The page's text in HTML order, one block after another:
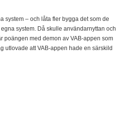
system – och låta fler bygga det som de
system. Då skulle användarnyttan och
poängen med demon av VAB-appen som
utlovade att VAB-appen hade en särskild